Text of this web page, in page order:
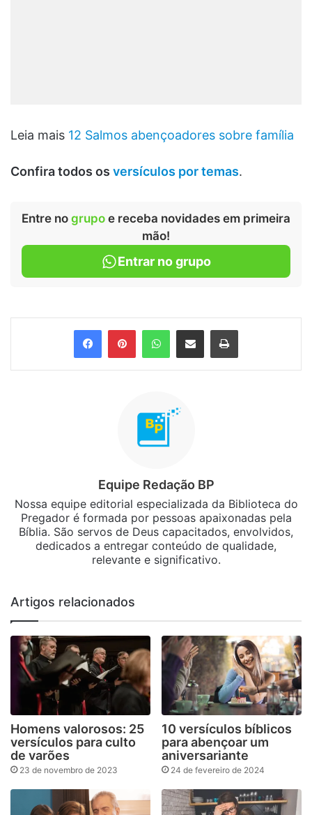
Leia mais 12 Salmos abençoadores sobre família
Confira todos os versículos por temas.
Entre no grupo e receba novidades em primeira
mão!
Entrar no grupo
FacebookPinterestWhatsApp
Compartilhar via e-mail Imprimir
Equipe Redação BP
Nossa equipe editorial especializada da Biblioteca do
Pregador é formada por pessoas apaixonadas pela
Bíblia. São servos de Deus capacitados, envolvidos,
dedicados a entregar conteúdo de qualidade,
relevante e significativo.
Artigos relacionados
Homens valorosos: 25
versículos para culto
de varões
23 de novembro de 2023
10 versículos bíblicos
para abençoar um
aniversariante
24 de fevereiro de 2024